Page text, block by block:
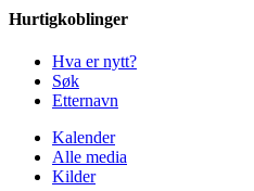
Hurtigkoblinger
Hva er nytt?
Søk
Etternavn
Kalender
Alle media
Kilder